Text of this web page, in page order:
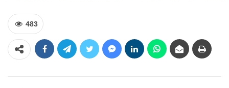
483